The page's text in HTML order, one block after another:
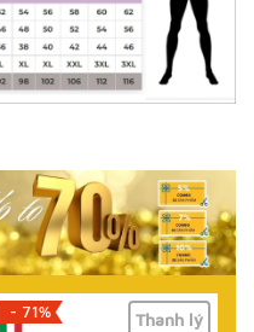
- 71% Thanh lý